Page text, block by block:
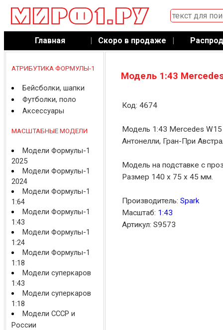
Главная | Скоро в продаже |
АТРИБУТИКА ФОРМУЛЫ-1
Бейсболки, шапки
Футболки, поло
Аксессуары
МАСШТАБНЫЕ МОДЕЛИ
Модели Формулы-1
2025
Модели Формулы-1
2024
Модели Формулы-1
1:64
Модели Формулы-1
1:43
Модели Формулы-1
1:24
Модели Формулы-1
1:18
Модели суперкаров
1:43
Модели суперкаров
1:18
Модели СССР и
России
Модель 1:43
Код: 4674
Модель 1:43 Mercedes
Антонелли, Гран-При
Модель на подставке с
Размер 140 x 75 x 45 мм.
Производитель: Spark
Масштаб: 1:43
Артикул: S9573